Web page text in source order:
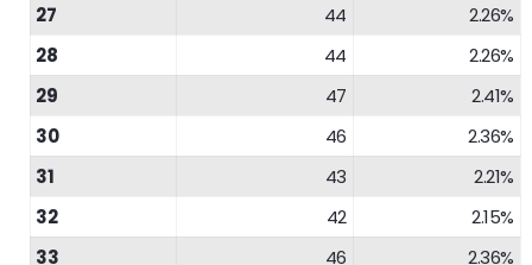
27
44
2.26%
28
44
2.26%
29
47
2.41%
30
46
2.36%
31
43
2.21%
32
42
2.15%
33
46 2.36%